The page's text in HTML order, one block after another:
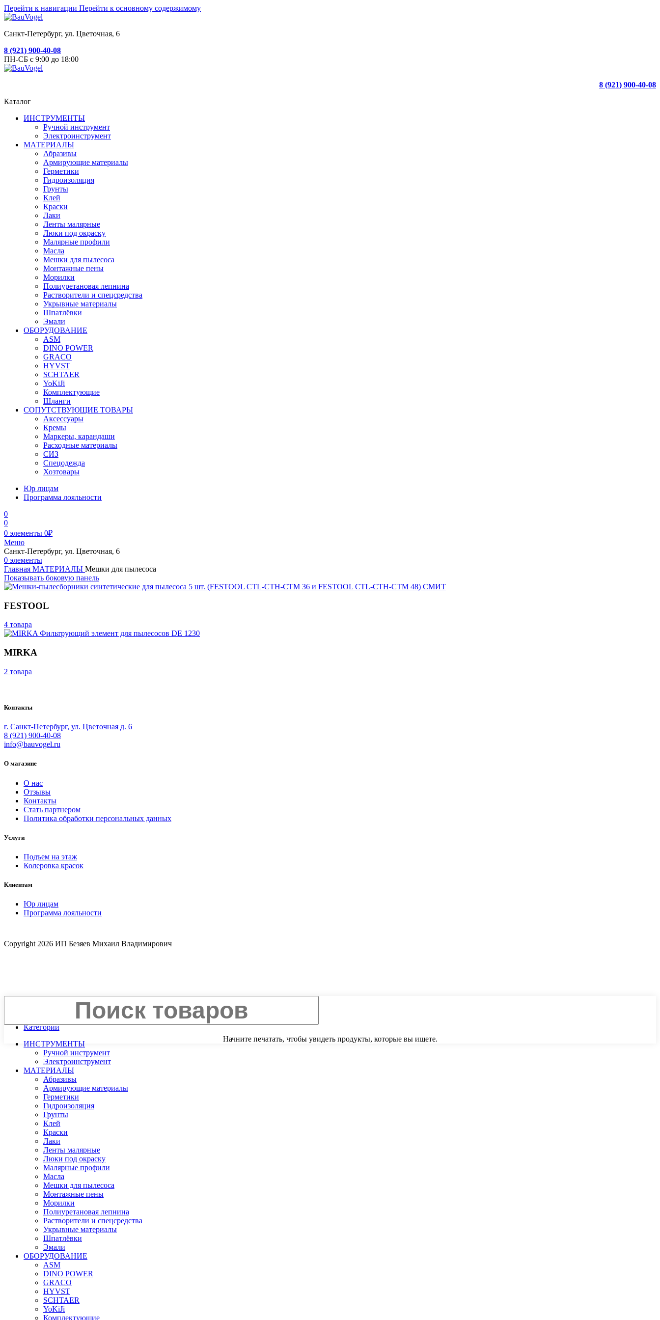
Перейти к навигации Перейти к основному содержимому
Санкт-Петербург, ул. Цветочная, 6
8 (921) 900-40-08
ПН-СБ с 9:00 до 18:00
8 (921) 900-40-08
Каталог
ИНСТРУМЕНТЫ
Ручной инструмент
Электроинструмент
МАТЕРИАЛЫ
Абразивы
Армирующие материалы
Герметики
Гидроизоляция
Грунты
Клей
Краски
Лаки
Ленты малярные
Люки под окраску
Малярные профили
Масла
Мешки для пылесоса
Монтажные пены
Морилки
Полиуретановая лепнина
Растворители и спецсредства
Укрывные материалы
Шпатлёвки
Эмали
ОБОРУДОВАНИЕ
ASM
DINO POWER
GRACO
HYVST
SCHTAER
YoKiJi
Комплектующие
Шланги
СОПУТСТВУЮЩИЕ ТОВАРЫ
Аксессуары
Кремы
Маркеры, карандаши
Расходные материалы
СИЗ
Спецодежда
Хозтовары
Юр лицам
Программа лояльности
0
0
0 элементы 0₽
Меню
Санкт-Петербург, ул. Цветочная, 6
0 элементы
Главная МАТЕРИАЛЫ Мешки для пылесоса
Показывать боковую панель
FESTOOL
4 товара
MIRKA
2 товара
Контакты
г. Санкт-Петербург, ул. Цветочная д. 6
8 (921) 900-40-08
info@bauvogel.ru
О магазине
О нас
Отзывы
Контакты
Стать партнером
Политика обработки персональных данных
Услуги
Подъем на этаж
Колеровка красок
Клиентам
Юр лицам
Программа лояльности
Copyright 2026 ИП Безяев Михаил Владимирович
Начните печатать, чтобы увидеть продукты, которые вы ищете.
Категории
ИНСТРУМЕНТЫ
Ручной инструмент
Электроинструмент
МАТЕРИАЛЫ
Абразивы
Армирующие материалы
Герметики
Гидроизоляция
Грунты
Клей
Краски
Лаки
Ленты малярные
Люки под окраску
Малярные профили
Масла
Мешки для пылесоса
Монтажные пены
Морилки
Полиуретановая лепнина
Растворители и спецсредства
Укрывные материалы
Шпатлёвки
Эмали
ОБОРУДОВАНИЕ
ASM
DINO POWER
GRACO
HYVST
SCHTAER
YoKiJi
Комплектующие